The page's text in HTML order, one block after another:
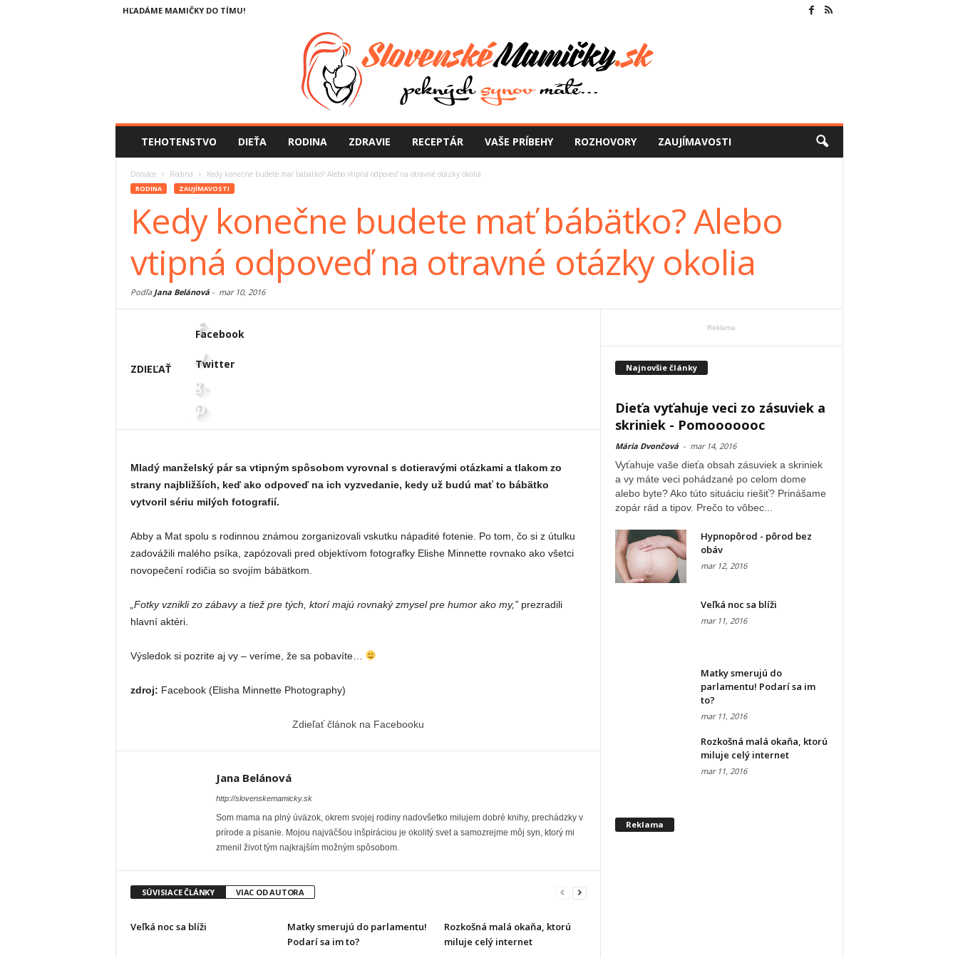
HĽADÁME MAMIČKY DO TÍMU!
TEHOTENSTVO DIEŤA RODINA ZDRAVIE RECEPTÁR VAŠE PRÍBEHY ROZHOVORY ZAUJÍMAVOSTI
Domáce Rodina Kedy konečne budete mať bábätko? Alebo vtipná odpoveď na otravné otázky okolia
RODINA ZAUJÍMAVOSTI
Kedy konečne budete mať bábätko? Alebo
vtipná odpoveď na otravné otázky okolia
Podľa Jana Belánová- mar 10, 2016
ZDIEĽAŤ
Facebook
Twitter
Mladý manželský pár sa vtipným spôsobom vyrovnal s dotieravými otázkami a tlakom zo
strany najbližších, keď ako odpoveď na ich vyzvedanie, kedy už budú mať to bábätko
vytvoril sériu milých fotografií.
Abby a Mat spolu s rodinnou známou zorganizovali vskutku nápadité fotenie. Po tom, čo si z útulku
zadovážili malého psíka, zapózovali pred objektívom fotografky Elishe Minnette rovnako ako všetci
novopečení rodičia so svojím bábätkom.
„Fotky vznikli zo zábavy a tiež pre tých, ktorí majú rovnaký zmysel pre humor ako my,”prezradili
hlavní aktéri.
Výsledok si pozrite aj vy ‒ veríme, že sa pobavíte…
zdroj: Facebook (Elisha Minnette Photography)
Zdieľať článok na Facebooku
Jana Belánová
http://slovenskemamicky.sk
Som mama na plný úväzok, okrem svojej rodiny nadovšetko milujem dobré knihy, prechádzky v
prírode a písanie. Mojou najväčšou inšpiráciou je okolitý svet a samozrejme môj syn, ktorý mi
zmenil život tým najkrajším možným spôsobom.
SÚVISIACE ČLÁNKY VIAC OD AUTORA
Veľká noc sa blíži
Matky smerujú do parlamentu!
Podarí sa im to?
Rozkošná malá okaňa, ktorú
miluje celý internet
Reklama
Najnovšie články
Dieťa vyťahuje veci zo zásuviek a
skriniek - Pomooooooc
Mária Dvončová - mar 14, 2016
Vyťahuje vaše dieťa obsah zásuviek a skriniek
a vy máte veci pohádzané po celom dome
alebo byte? Ako túto situáciu riešiť? Prinášame
zopár rád a tipov. Prečo to vôbec...
Hypnopôrod - pôrod bez
obáv
mar 12, 2016
Veľká noc sa blíži
mar 11, 2016
Matky smerujú do
parlamentu! Podarí sa im
to?
mar 11, 2016
Rozkošná malá okaňa, ktorú
miluje celý internet
mar 11, 2016
Reklama